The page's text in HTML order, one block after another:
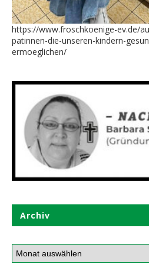
https://www.froschkoenige-ev.de/
patinnen-die-unseren-kindern-
ermoeglichen/
Archiv